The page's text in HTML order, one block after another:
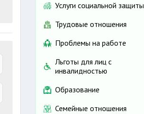
Услуги социальной защиты
Трудовые отношения
Проблемы на работе
Льготы для лиц с
инвалидностью
Образование
Семейные отношения